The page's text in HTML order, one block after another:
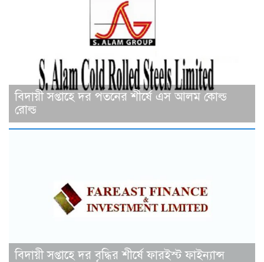
বিদায়ী সপ্তাহে দর পতনের শীর্ষে এস আলম কোল্ড
রোল্ড
বিদায়ী সপ্তাহে দর বৃদ্ধির শীর্ষে ফারইস্ট ফাইন্যান্স